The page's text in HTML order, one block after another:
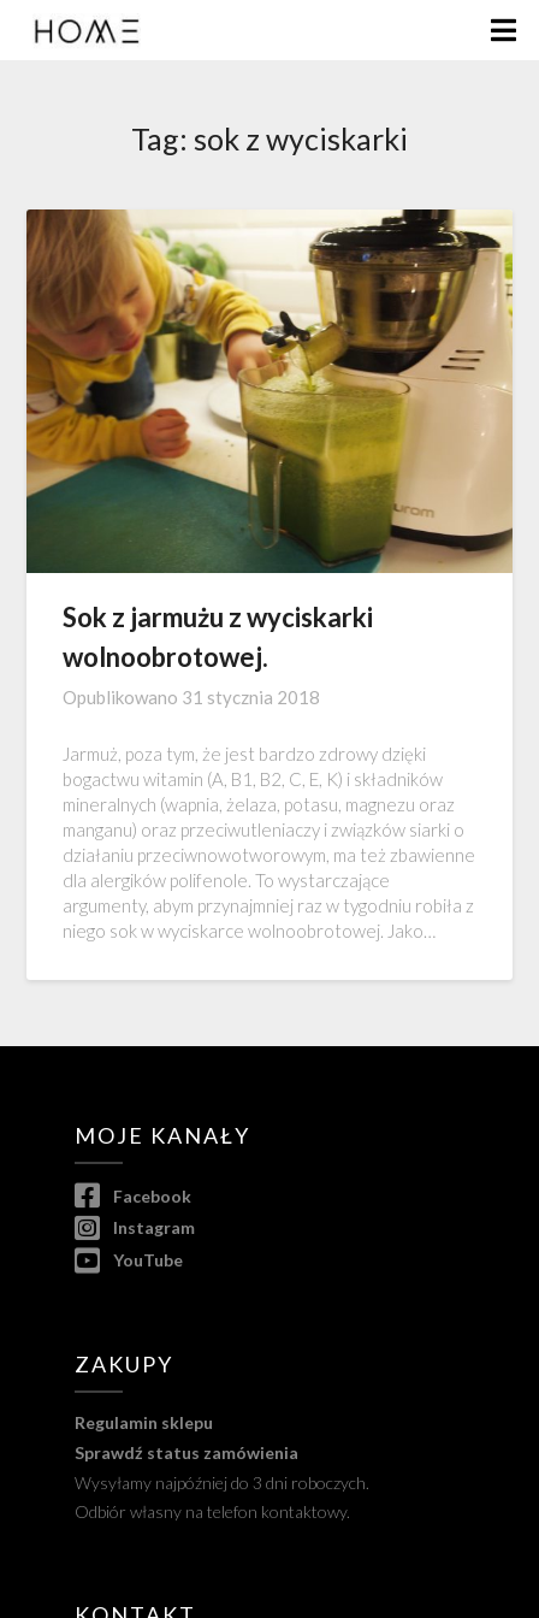
Tag: sok z wyciskarki
Sok z jarmużu z wyciskarki
wolnoobrotowej.
Opublikowano 31 stycznia 2018
Jarmuż, poza tym, że jest bardzo zdrowy dzięki
bogactwu witamin (A, B1, B2, C, E, K) i składników
mineralnych (wapnia, żelaza, potasu, magnezu oraz
manganu) oraz przeciwutleniaczy i związków siarki o
działaniu przeciwnowotworowym, ma też zbawienne
dla alergików polifenole. To wystarczające
argumenty, abym przynajmniej raz w tygodniu robiła z
niego sok w wyciskarce wolnoobrotowej. Jako…
MOJE KANAŁY
Facebook
Instagram
YouTube
ZAKUPY
Regulamin sklepu
Sprawdź status zamówienia
Wysyłamy najpóźniej do 3 dni roboczych.
Odbiór własny na telefon kontaktowy.